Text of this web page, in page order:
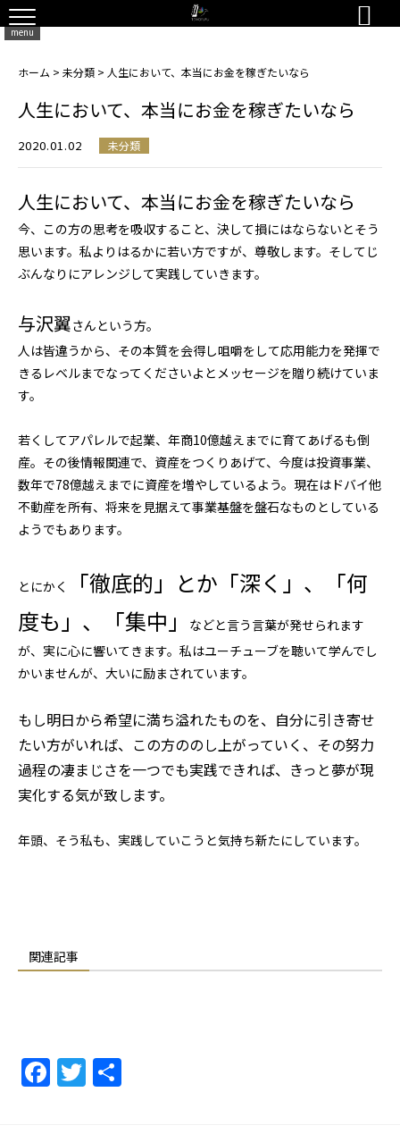
menu

ホーム > 未分類 > 人生において、本当にお金を稼ぎたいなら
人生において、本当にお金を稼ぎたいなら
2020.01.02 未分類
人生において、本当にお金を稼ぎたいなら
今、この方の思考を吸収すること、決して損にはならないとそう
思います。私よりはるかに若い方ですが、尊敬します。そしてじ
ぶんなりにアレンジして実践していきます。
与沢翼さんという方。
人は皆違うから、その本質を会得し咀嚼をして応用能力を発揮で
きるレベルまでなってくださいよとメッセージを贈り続けていま
す。
若くしてアパレルで起業、年商10億越えまでに育てあげるも倒
産。その後情報関連で、資産をつくりあげて、今度は投資事業、
数年で78億越えまでに資産を増やしているよう。現在はドバイ他
不動産を所有、将来を見据えて事業基盤を盤石なものとしている
ようでもあります。
とにかく
「徹底的」とか「深く」、「何
度も」、「集中」
などと言う言葉が発せられます
が、実に心に響いてきます。私はユーチューブを聴いて学んでし
かいませんが、大いに励まされています。
もし明日から希望に満ち溢れたものを、自分に引き寄せ
たい方がいれば、この方ののし上がっていく、その努力
過程の凄まじさを一つでも実践できれば、きっと夢が現
実化する気が致します。
年頭、そう私も、実践していこうと気持ち新たにしています。
関連記事
F
a
T
w